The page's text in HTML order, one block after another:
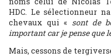
HDC. Le sélectionneur
chevaux qui « sont de
important car je pense que
Mais, cessons de